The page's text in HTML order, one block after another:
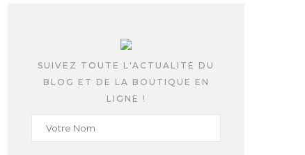
SUIVEZ TOUTE L'ACTUALITE DU
BLOG ET DE LA BOUTIQUE EN
LIGNE !